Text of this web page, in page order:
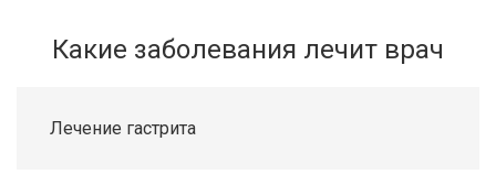
Какие заболевания лечит врач
Лечение гастрита